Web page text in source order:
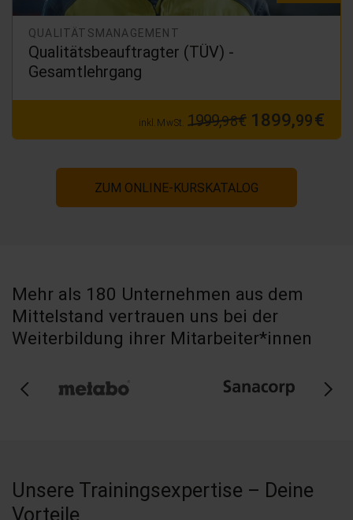
QUALITÄTSMANAGEMENT
Qualitätsbeauftragter (TÜV) -
Gesamtlehrgang
inkl. MwSt. 1999,98€ 1899,99€
ZUM ONLINE-KURSKATALOG
Mehr als 180 Unternehmen aus dem
Mittelstand vertrauen uns bei der
Weiterbildung ihrer Mitarbeiter*innen
Unsere Trainingsexpertise – Deine
Vorteile